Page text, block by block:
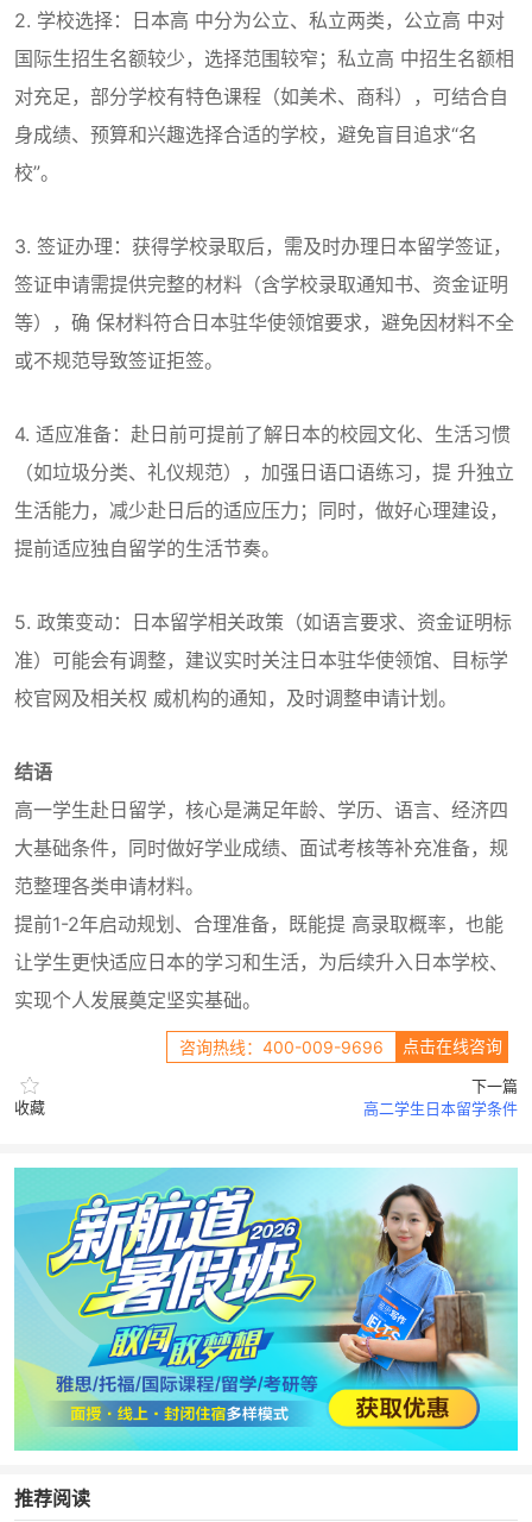
2. 学校选择：日本高 中分为公立、私立两类，公立高 中对
国际生招生名额较少，选择范围较窄；私立高 中招生名额相
对充足，部分学校有特色课程（如美术、商科），可结合自
身成绩、预算和兴趣选择合适的学校，避免盲目追求“名
校”。
3. 签证办理：获得学校录取后，需及时办理日本留学签证，
签证申请需提供完整的材料（含学校录取通知书、资金证明
等），确 保材料符合日本驻华使领馆要求，避免因材料不全
或不规范导致签证拒签。
4. 适应准备：赴日前可提前了解日本的校园文化、生活习惯
（如垃圾分类、礼仪规范），加强日语口语练习，提 升独立
生活能力，减少赴日后的适应压力；同时，做好心理建设，
提前适应独自留学的生活节奏。
5. 政策变动：日本留学相关政策（如语言要求、资金证明标
准）可能会有调整，建议实时关注日本驻华使领馆、目标学
校官网及相关权 威机构的通知，及时调整申请计划。
结语
高一学生赴日留学，核心是满足年龄、学历、语言、经济四
大基础条件，同时做好学业成绩、面试考核等补充准备，规
范整理各类申请材料。
提前1-2年启动规划、合理准备，既能提 高录取概率，也能
让学生更快适应日本的学习和生活，为后续升入日本学校、
实现个人发展奠定坚实基础。
咨询热线：400-009-9696 点击在线咨询
收藏
下一篇
高二学生日本留学条件
推荐阅读